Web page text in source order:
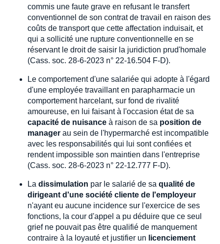
commis une faute grave en refusant le transfert
conventionnel de son contrat de travail en raison des
coûts de transport que cette affectation induisait, et
qui a sollicité une rupture conventionnelle en se
réservant le droit de saisir la juridiction prud'homale
(Cass. soc. 28-6-2023 n° 22-16.504 F-D).
Le comportement d'une salariée qui adopte à l'égard
d'une employée travaillant en parapharmacie un
comportement harcelant, sur fond de rivalité
amoureuse, en lui faisant à l'occasion état de sa
capacité de nuisance à raison de sa position de
manager au sein de l'hypermarché est incompatible
avec les responsabilités qui lui sont confiées et
rendent impossible son maintien dans l'entreprise
(Cass. soc. 28-6-2023 n° 22-12.777 F-D).
La dissimulation par le salarié de sa qualité de
dirigeant d'une société cliente de l'employeur
n'ayant eu aucune incidence sur l'exercice de ses
fonctions, la cour d'appel a pu déduire que ce seul
grief ne pouvait pas être qualifié de manquement
contraire à la loyauté et justifier un licenciement